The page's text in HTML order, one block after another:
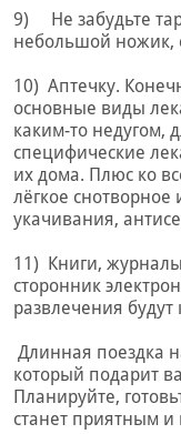
9) Не забудьте
небольшой ножик,
10) Аптечку.
основные виды
каким-то недугом,
специфические
их дома. Плюс ко
лёгкое снотворное
укачивания,
11) Книги,
сторонник
развлечения будут
Длинная поездка
который подарит
Планируйте,
станет приятным